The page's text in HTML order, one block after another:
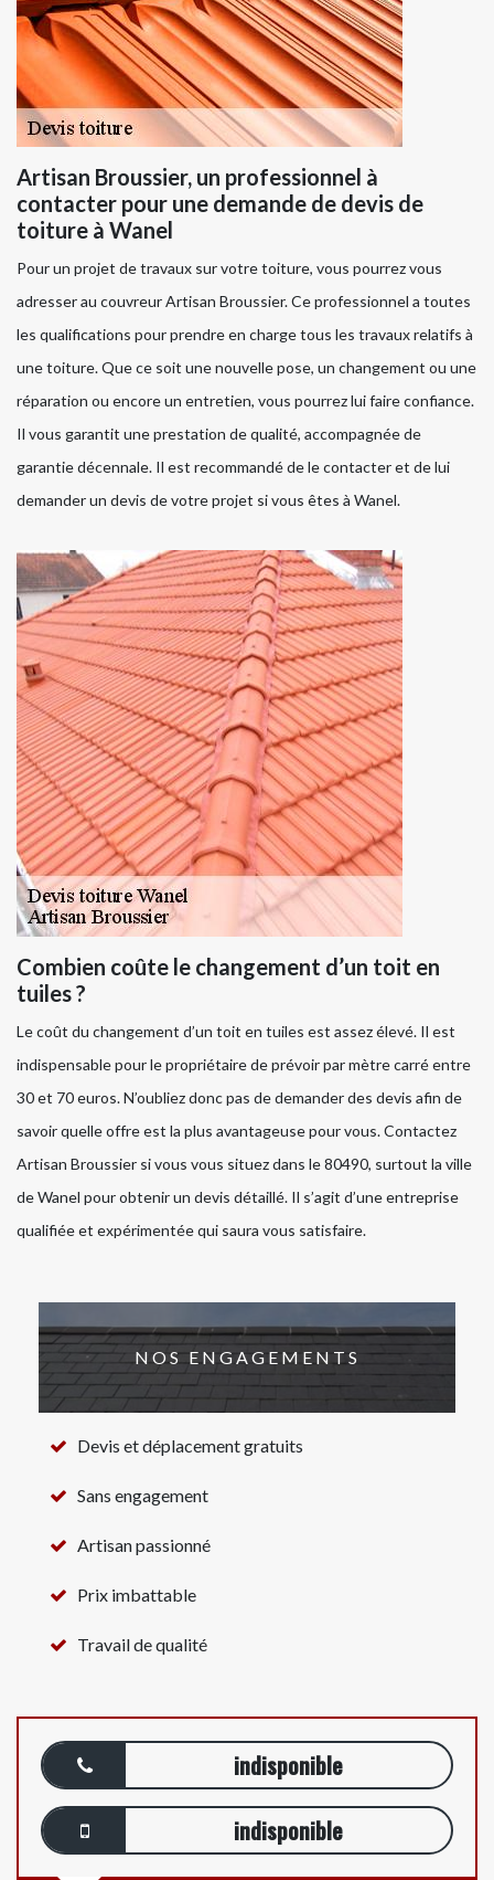
Artisan Broussier, un professionnel à
contacter pour une demande de devis de
toiture à Wanel
Pour un projet de travaux sur votre toiture, vous pourrez vous
adresser au couvreur Artisan Broussier. Ce professionnel a toutes
les qualifications pour prendre en charge tous les travaux relatifs à
une toiture. Que ce soit une nouvelle pose, un changement ou une
réparation ou encore un entretien, vous pourrez lui faire confiance.
Il vous garantit une prestation de qualité, accompagnée de
garantie décennale. Il est recommandé de le contacter et de lui
demander un devis de votre projet si vous êtes à Wanel.
Combien coûte le changement d’un toit en
tuiles ?
Le coût du changement d’un toit en tuiles est assez élevé. Il est
indispensable pour le propriétaire de prévoir par mètre carré entre
30 et 70 euros. N’oubliez donc pas de demander des devis afin de
savoir quelle offre est la plus avantageuse pour vous. Contactez
Artisan Broussier si vous vous situez dans le 80490, surtout la ville
de Wanel pour obtenir un devis détaillé. Il s’agit d’une entreprise
qualifiée et expérimentée qui saura vous satisfaire.
NOS ENGAGEMENTS
Devis et déplacement gratuits
Sans engagement
Artisan passionné
Prix imbattable
Travail de qualité
indisponible
indisponible